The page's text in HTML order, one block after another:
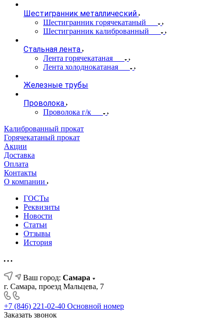
Шестигранник металлический
Шестигранник горячекатаный
Шестигранник калиброванный
Стальная лента
Лента горячекатаная
Лента холоднокатаная
Железные трубы
Проволока
Проволока г/к
Калиброванный прокат
Горячекатаный прокат
Акции
Доставка
Оплата
Контакты
О компании
ГОСТы
Реквизиты
Новости
Статьи
Отзывы
История
Ваш город: Самара
г. Самара, проезд Мальцева, 7
+7 (846) 221-02-40 Основной номер
Заказать звонок